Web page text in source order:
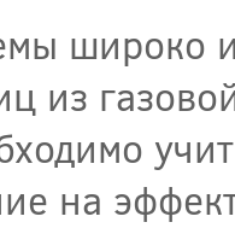
широко
из
на